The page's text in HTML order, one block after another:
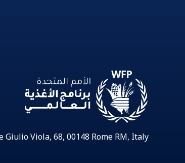
Giulio Viola, 68, 00148 Rome RM, Italy